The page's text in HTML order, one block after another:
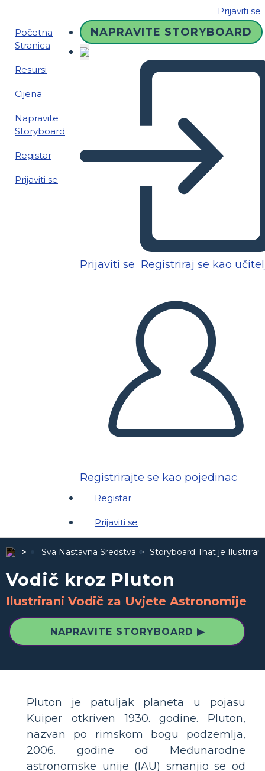
Prijaviti se
Početna
Stranica
Resursi
Cijena
Napravite
Storyboard
Registar
Prijaviti se
NAPRAVITE STORYBOARD
Prijaviti se Registriraj se kao
Registrirajte se kao pojedinac
Registar
Prijaviti se
Sva Nastavna Sredstva Storyboard That je
Vodič kroz Pluton
Ilustrirani Vodič za Uvjete Astronomije
NAPRAVITE STORYBOARD ▶
Pluton je patuljak planeta u pojasu
Kuiper otkriven 1930. godine. Pluton,
nazvan po rimskom bogu podzemlja,
2006. godine od Međunarodne
astronomske unije (IAU) smanjio se od